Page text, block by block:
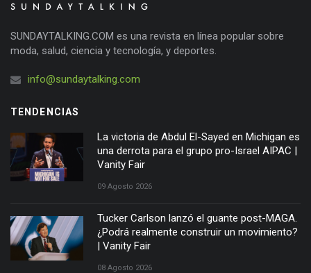
SUNDAYTALKING.COM es una revista en línea popular sobre
moda, salud, ciencia y tecnología, y deportes.
info@sundaytalking.com
TENDENCIAS
La victoria de Abdul El-Sayed en Michigan es
una derrota para el grupo pro-Israel AIPAC |
Vanity Fair
09 Agosto 2026
Tucker Carlson lanzó el guante post-MAGA.
¿Podrá realmente construir un movimiento?
| Vanity Fair
08 Agosto 2026